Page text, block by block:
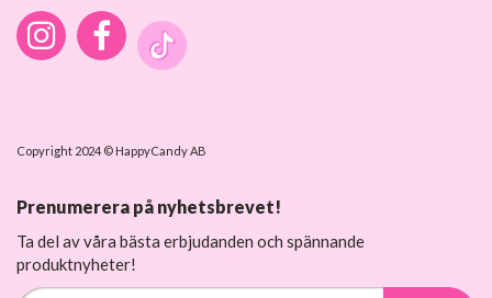
Copyright 2024 © HappyCandy AB
Prenumerera på nyhetsbrevet!
Ta del av våra bästa erbjudanden och spännande
produktnyheter!